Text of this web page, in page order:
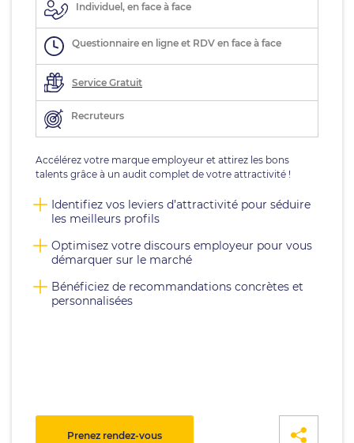
Individuel, en face à face
Questionnaire en ligne et RDV en face à face
Service Gratuit
Recruteurs
Accélérez votre marque employeur et attirez les bons
talents grâce à un audit complet de votre attractivité !
Identifiez vos leviers d’attractivité pour séduire
les meilleurs profils
Optimisez votre discours employeur pour vous
démarquer sur le marché
Bénéficiez de recommandations concrètes et
personnalisées
Prenez rendez-vous